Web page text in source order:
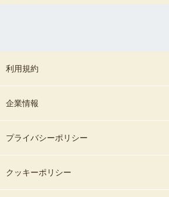
利用規約
企業情報
プライバシーポリシー
クッキーポリシー